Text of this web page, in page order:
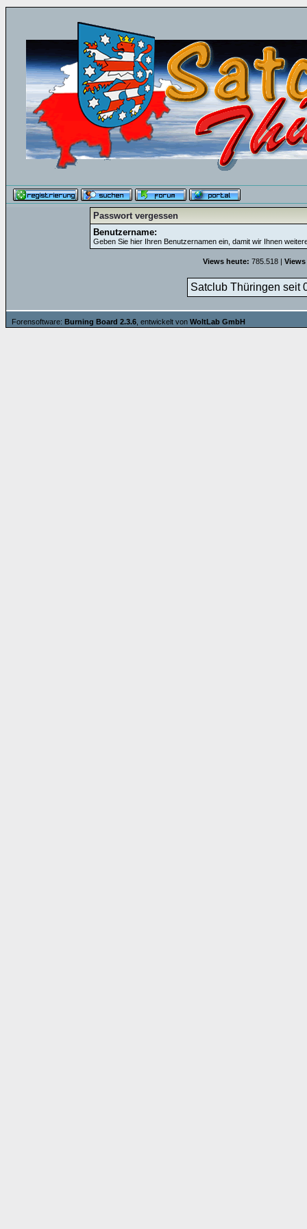
Passwort vergessen
Benutzername:
Geben Sie hier Ihren Benutzernamen ein, damit wir Ihnen
Views heute: 785.518 |
Satclub Thüringen seit
Forensoftware: Burning Board 2.3.6 , entwickelt von WoltLab GmbH